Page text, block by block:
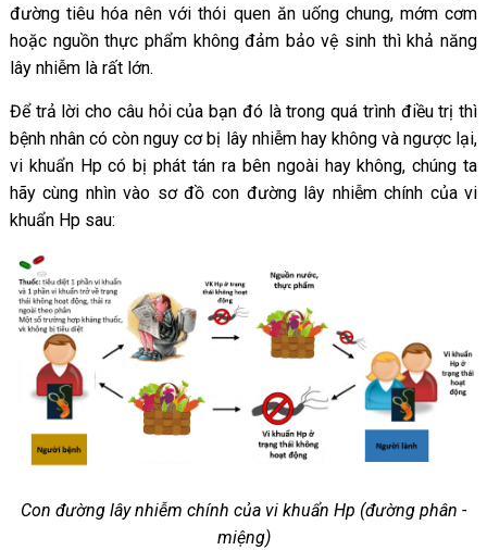
đường tiêu hóa nên với thói quen ăn uống chung, mớm cơm
hoặc nguồn thực phẩm không đảm bảo vệ sinh thì khả năng
lây nhiễm là rất lớn.
Để trả lời cho câu hỏi của bạn đó là trong quá trình điều trị thì
bệnh nhân có còn nguy cơ bị lây nhiễm hay không và ngược lại,
vi khuẩn Hp có bị phát tán ra bên ngoài hay không, chúng ta
hãy cùng nhìn vào sơ đồ con đường lây nhiễm chính của vi
khuẩn Hp sau:
Con đường lây nhiễm chính của vi khuẩn Hp (đường phân -
miệng)